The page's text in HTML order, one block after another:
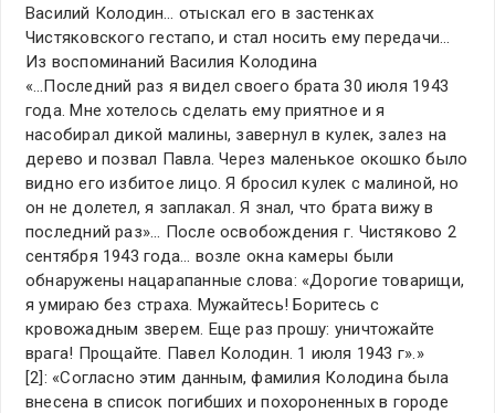
Василий Колодин… отыскал его в застенках
Чистяковского гестапо, и стал носить ему передачи…
Из воспоминаний Василия Колодина
«…Последний раз я видел своего брата 30 июля 1943
года. Мне хотелось сделать ему приятное и я
насобирал дикой малины, завернул в кулек, залез на
дерево и позвал Павла. Через маленькое окошко было
видно его избитое лицо. Я бросил кулек с малиной, но
он не долетел, я заплакал. Я знал, что брата вижу в
последний раз»… После освобождения г. Чистяково 2
сентября 1943 года… возле окна камеры были
обнаружены нацарапанные слова: «Дорогие товарищи,
я умираю без страха. Мужайтесь! Боритесь с
кровожадным зверем. Еще раз прошу: уничтожайте
врага! Прощайте. Павел Колодин. 1 июля 1943 г».»
[2]: «Согласно этим данным, фамилия Колодина была
внесена в список погибших и похороненных в городе